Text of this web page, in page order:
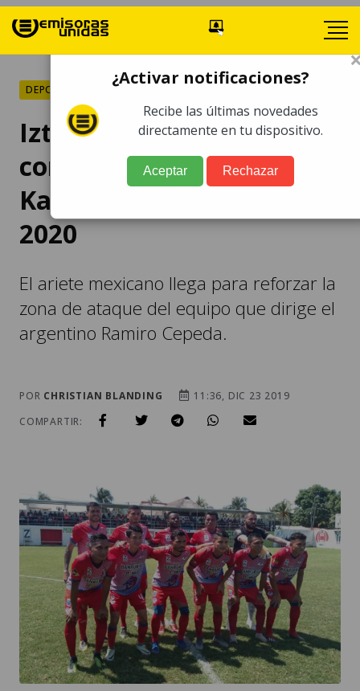
DEPORTES
Iztapa anuncia la
contratación de Carlos
Kamiani para el Clausura
2020
El ariete mexicano llega para reforzar la
zona de ataque del equipo que dirige el
argentino Ramiro Cepeda.
POR CHRISTIAN BLANDING
11:36, DIC 23 2019
COMPARTIR:
¿Activar notificaciones?
Recibe las últimas novedades
directamente en tu dispositivo.
Aceptar Rechazar